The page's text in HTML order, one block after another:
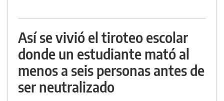
Así se vivió el tiroteo escolar
donde un estudiante mató al
menos a seis personas antes de
ser neutralizado